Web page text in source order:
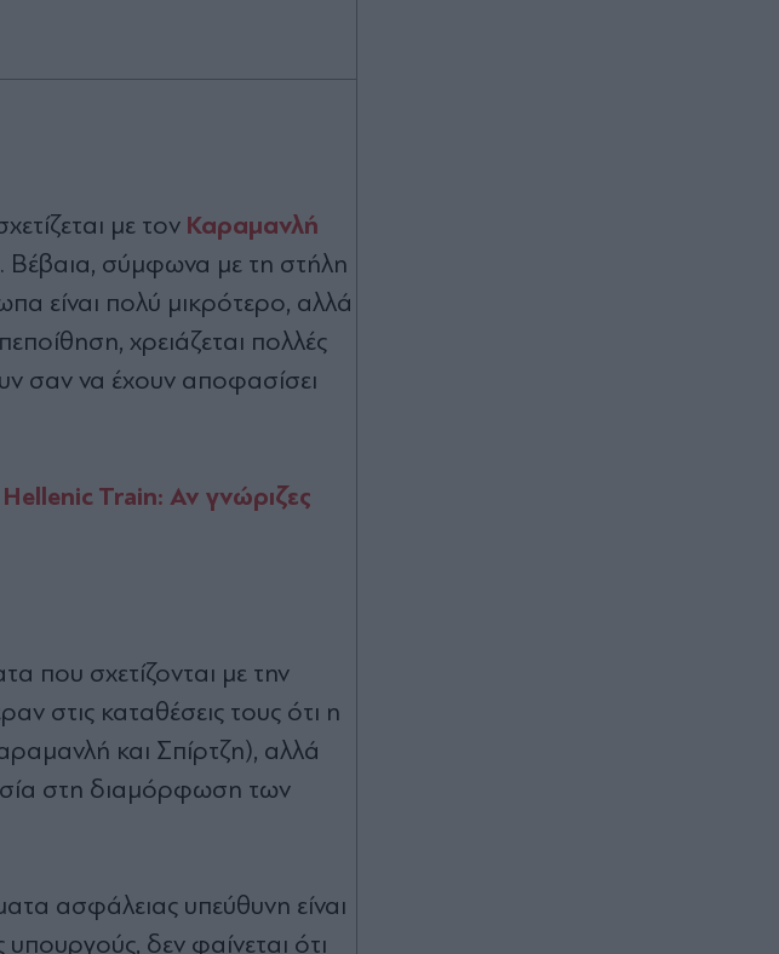
με τον Καραμανλή
Βέβαια, σύμφωνα με τη στήλη
είναι πολύ μικρότερο, αλλά
χρειάζεται πολλές
σαν να έχουν αποφασίσει
Train: Αν γνώριζες
που σχετίζονται με την
στις καταθέσεις τους ότι η
και Σπίρτζη), αλλά
στη διαμόρφωση των
ασφάλειας υπεύθυνη είναι
δεν φαίνεται ότι